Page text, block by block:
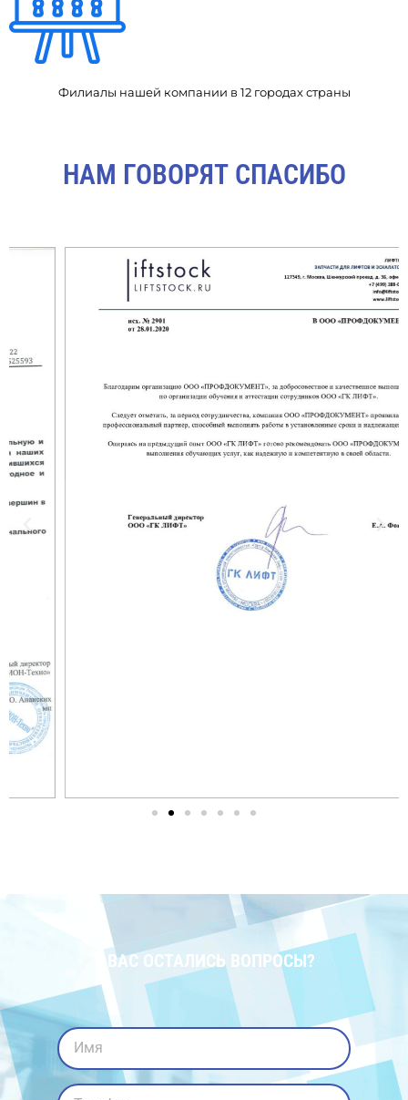
Филиалы нашей компании в 12 городах страны
НАМ ГОВОРЯТ СПАСИБО
У ВАС ОСТАЛИСЬ ВОПРОСЫ?
Имя
Телефон